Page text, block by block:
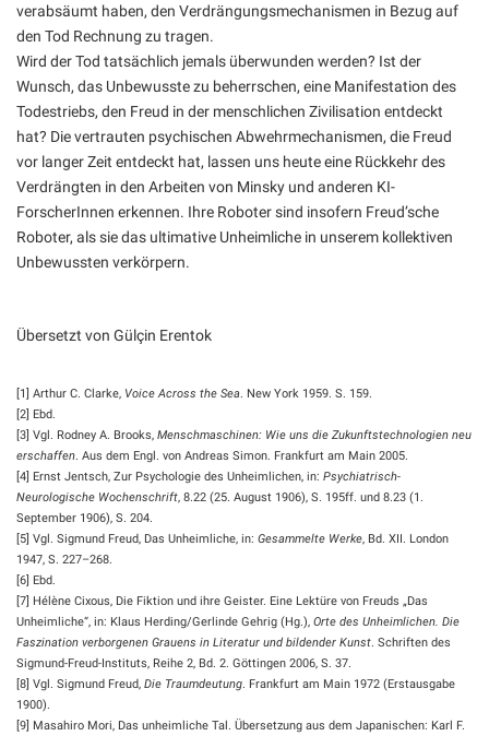
verabsäumt haben, den Verdrängungsmechanismen in Bezug auf
den Tod Rechnung zu tragen.
Wird der Tod tatsächlich jemals überwunden werden? Ist der
Wunsch, das Unbewusste zu beherrschen, eine Manifestation des
Todestriebs, den Freud in der menschlichen Zivilisation entdeckt
hat? Die vertrauten psychischen Abwehrmechanismen, die Freud
vor langer Zeit entdeckt hat, lassen uns heute eine Rückkehr des
Verdrängten in den Arbeiten von Minsky und anderen KI-
ForscherInnen erkennen. Ihre Roboter sind insofern Freud’sche
Roboter, als sie das ultimative Unheimliche in unserem kollektiven
Unbewussten verkörpern.
Übersetzt von Gülçin Erentok
[1] Arthur C. Clarke, Voice Across the Sea. New York 1959. S. 159.
[2] Ebd.
[3] Vgl. Rodney A. Brooks, Menschmaschinen: Wie uns die Zukunftstechnologien neu
erschaffen. Aus dem Engl. von Andreas Simon. Frankfurt am Main 2005.
[4] Ernst Jentsch, Zur Psychologie des Unheimlichen, in: Psychiatrisch-
Neurologische Wochenschrift, 8.22 (25. August 1906), S. 195ff. und 8.23 (1.
September 1906), S. 204.
[5] Vgl. Sigmund Freud, Das Unheimliche, in: Gesammelte Werke, Bd. XII. London
1947, S. 227–268.
[6] Ebd.
[7] Hélène Cixous, Die Fiktion und ihre Geister. Eine Lektüre von Freuds „Das
Unheimliche“, in: Klaus Herding/Gerlinde Gehrig (Hg.), Orte des Unheimlichen. Die
Faszination verborgenen Grauens in Literatur und bildender Kunst. Schriften des
Sigmund-Freud-Instituts, Reihe 2, Bd. 2. Göttingen 2006, S. 37.
[8] Vgl. Sigmund Freud, Die Traumdeutung. Frankfurt am Main 1972 (Erstausgabe
1900).
[9] Masahiro Mori, Das unheimliche Tal. Übersetzung aus dem Japanischen: Karl F.